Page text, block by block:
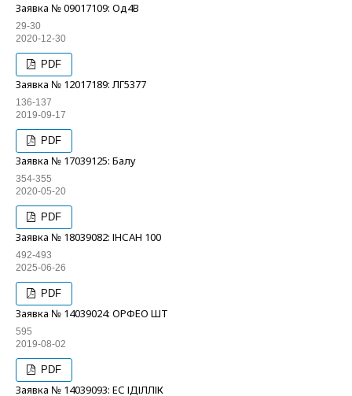
Заявка № 09017109: Од4В
29-30
2020-12-30
PDF
Заявка № 12017189: ЛГ5377
136-137
2019-09-17
PDF
Заявка № 17039125: Балу
354-355
2020-05-20
PDF
Заявка № 18039082: ІНСАН 100
492-493
2025-06-26
PDF
Заявка № 14039024: ОРФЕО ШТ
595
2019-08-02
PDF
Заявка № 14039093: ЕС ІДІЛЛІК